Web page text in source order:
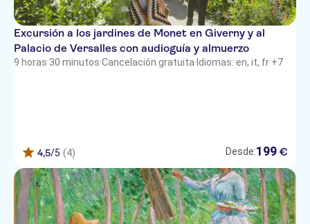
Excursión a los jardines de Monet en Giverny y al
Palacio de Versalles con audioguía y almuerzo
9 horas 30 minutos·Cancelación gratuita· Idiomas: en, it, fr +7
4,5/5 (4) Desde:199 €